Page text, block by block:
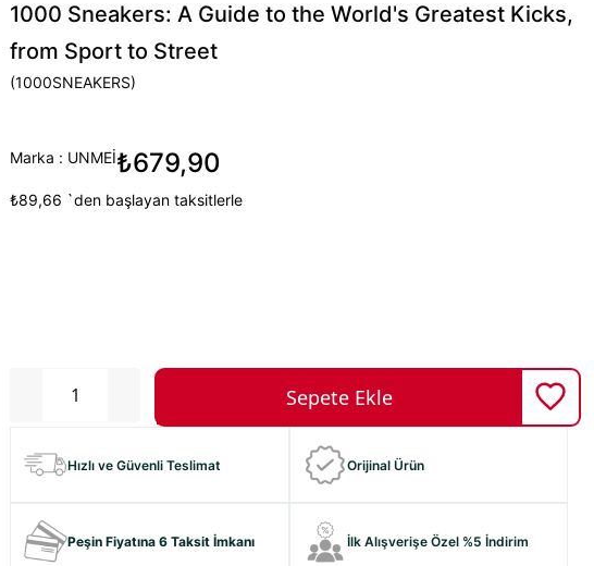
1000 Sneakers: A Guide to the World's Greatest Kicks,
from Sport to Street
(1000SNEAKERS)
Marka : UNMEİ₺679,90
₺89,66 `den başlayan taksitlerle
Hızlı ve Güvenli Teslimat Orijinal Ürün
Peşin Fiyatına 6 Taksit İmkanı İlk Alışverişe Özel %5 İndirim